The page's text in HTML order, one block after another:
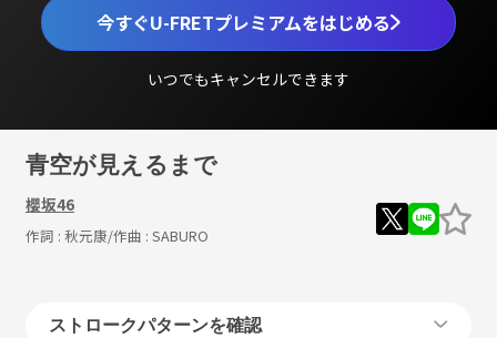
今すぐU-FRETプレミアムをはじめる
いつでもキャンセルできます
青空が見えるまで
櫻坂46
作詞 : 秋元康/作曲 : SABURO
ストロークパターンを確認